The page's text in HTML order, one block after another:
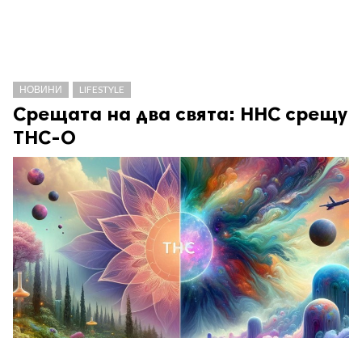
НОВИНИ LIFESTYLE
Срещата на два свята: HHC срещу
THC-O